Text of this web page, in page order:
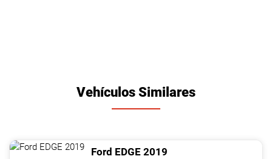
Vehículos Similares
Ford EDGE 2019